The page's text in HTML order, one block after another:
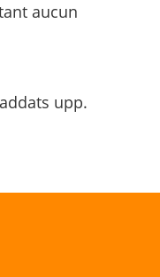
aucun
upp.